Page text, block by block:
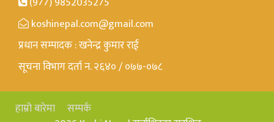
koshinepal.com@gmail.com
प्रधान सम्पादक : खनेन्द्र कुमार राई
सूचना विभाग दर्ता न. २६४० / ०७७-०७८
हाम्रो बारेमा
सम्पर्क